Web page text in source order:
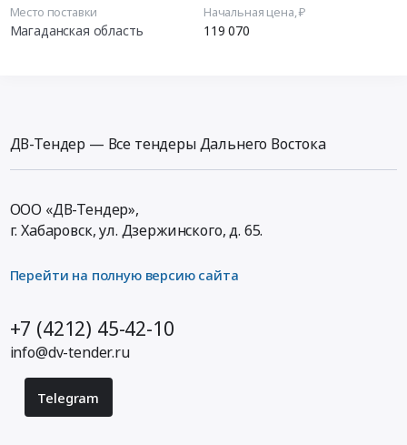
Место поставки
Магаданская область
Начальная цена, ₽
119 070
ДВ-Тендер — Все тендеры Дальнего Востока
ООО «ДВ-Тендер»,
г. Хабаровск,ул. Дзержинского, д. 65.
Перейти на полную версию сайта
+7 (4212) 45-42-10
info@dv-tender.ru
Telegram